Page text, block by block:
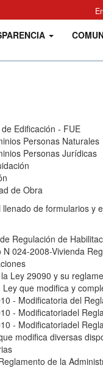
Edificación - FUE
Personas Naturales
Personas Jurídicas
de Obra
de formularios y
Regulación de
024-2008-Vivienda
Ley 29090 y su
que modifica y
Modificatoria del
- Modificatoriadel
Modificatoriadel
modifica diversas
de la